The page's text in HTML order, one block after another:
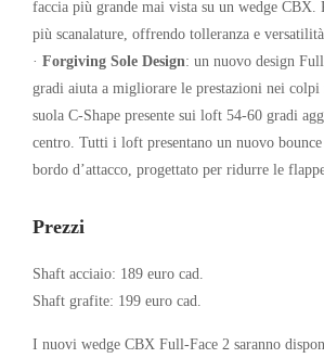
faccia più grande mai vista su un wedge CBX.
più scanalature, offrendo tolleranza e
· Forgiving Sole Design: un nuovo design
gradi aiuta a migliorare le prestazioni nei
suola C-Shape presente sui loft 54-60 gradi
centro. Tutti i loft presentano un nuovo
bordo d’attacco, progettato per ridurre le
Prezzi
Shaft acciaio: 189 euro cad.
Shaft grafite: 199 euro cad.
I nuovi wedge CBX Full-Face 2 saranno